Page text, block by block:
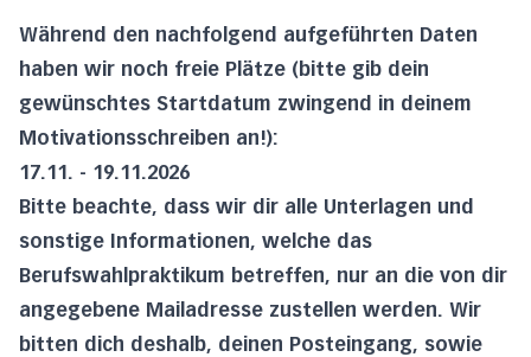
Während den nachfolgend aufgeführten Daten
haben wir noch freie Plätze (bitte gib dein
gewünschtes Startdatum zwingend in deinem
Motivationsschreiben an!):
17.11. - 19.11.2026
Bitte beachte, dass wir dir alle Unterlagen und
sonstige Informationen, welche das
Berufswahlpraktikum betreffen, nur an die von dir
angegebene Mailadresse zustellen werden. Wir
bitten dich deshalb, deinen Posteingang, sowie